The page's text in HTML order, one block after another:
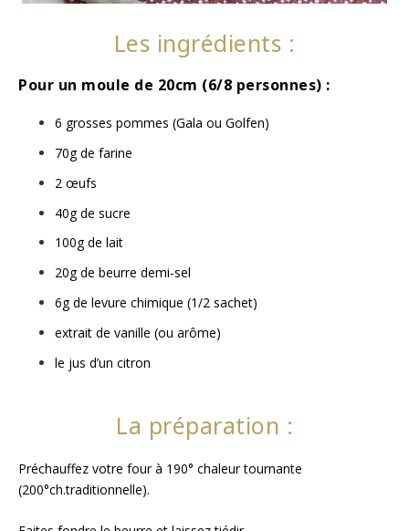
Les ingrédients :
Pour un moule de 20cm (6/8 personnes) :
6 grosses pommes (Gala ou Golfen)
70g de farine
2 œufs
40g de sucre
100g de lait
20g de beurre demi-sel
6g de levure chimique (1/2 sachet)
extrait de vanille (ou arôme)
le jus d’un citron
La préparation :
Préchauffez votre four à 190° chaleur tournante
(200°ch.traditionnelle).